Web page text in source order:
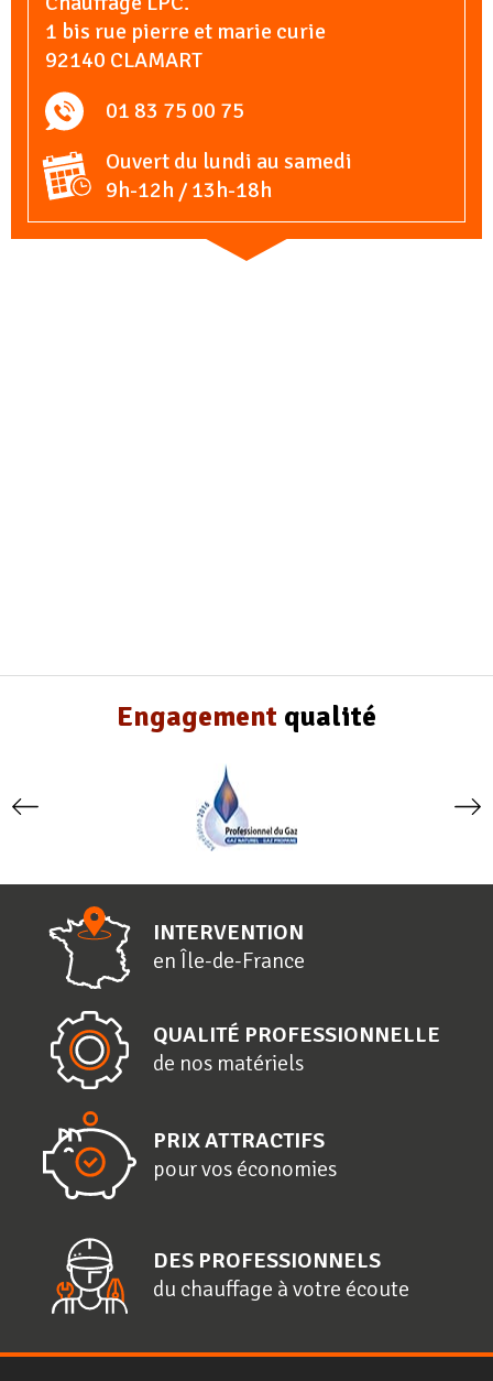
1 bis rue pierre et marie curie
92140 CLAMART
01 83 75 00 75
Ouvert du lundi au samedi
9h-12h / 13h-18h
Engagement qualité
INTERVENTION
en Île-de-France
QUALITÉ PROFESSIONNELLE
de nos matériels
PRIX ATTRACTIFS
pour vos économies
DES PROFESSIONNELS
du chauffage à votre écoute